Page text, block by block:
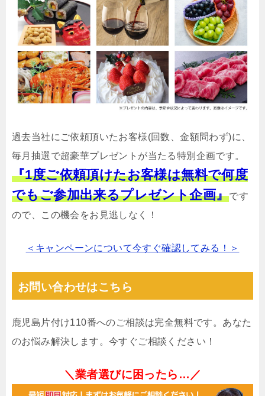
過去当社にご依頼頂いたお客様(回数、金額問わず)に、
毎月抽選で超豪華プレゼントが当たる特別企画です。
『1度ご依頼頂けたお客様は無料で何度
でもご参加出来るプレゼント企画』です
ので、この機会をお見逃しなく！
＜キャンペーンについて今すぐ確認してみる！＞
お問い合わせはこちら
鹿児島片付け110番へのご相談は完全無料です。あなた
のお悩み解決します。今すぐご相談ください！
＼業者選びに困ったら…／